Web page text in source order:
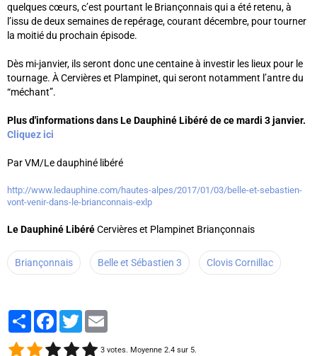
quelques cœurs, c’est pourtant le Briançonnais qui a été retenu, à
l’issu de deux semaines de repérage, courant décembre, pour tourner
la moitié du prochain épisode.
Dès mi-janvier, ils seront donc une centaine à investir les lieux pour le
tournage. À Cervières et Plampinet, qui seront notamment l’antre du
“méchant”.
Plus d'informations dans Le Dauphiné Libéré de ce mardi 3 janvier.
Cliquez ici
Par VM/Le dauphiné libéré
http://www.ledauphine.com/hautes-alpes/2017/01/03/belle-et-sebastien-
vont-venir-dans-le-brianconnais-exlp
Le Dauphiné LibéréCervières et Plampinet Briançonnais
Briançonnais Belle et Sébastien 3 Clovis Cornillac
PartagerFacebook
Twitter
3 votes. Moyenne 2.4 sur 5.